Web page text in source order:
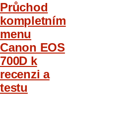
Průchod
kompletním
menu
Canon EOS
700D k
recenzi a
testu